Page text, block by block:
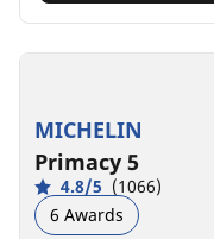
MICHELIN
Primacy 5
4.8/5 (1066)
6 Awards